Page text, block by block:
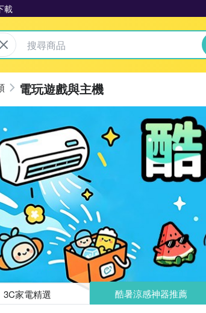
載
電玩遊戲與主機
3C家電精選 酷暑涼感神器推薦